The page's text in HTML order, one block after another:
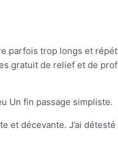
parfois trop longs et
gratuit de relief et de
Un fin passage simpliste.
et décevante. J’ai